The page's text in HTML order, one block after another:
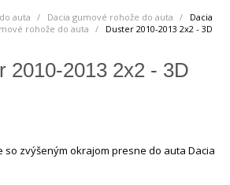
auta Dacia gumové rohože do auta
rohože do auta
Dacia
Duster 2010-2013 2x2 - 3D
2010-2013 2x2 - 3D
so zvýšeným okrajom presne do auta Dacia